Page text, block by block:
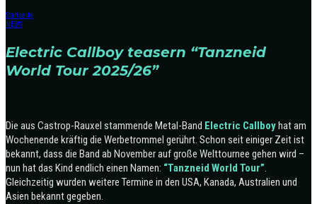
Startseite
NEWS
Electric Callboy teasern “Tanzneid
World Tour 2025/26”
Die aus Castrop-Rauxel stammende Metal-Band Electric Callboy hat am
Wochenende kräftig die Werbetrommel gerührt. Schon seit einiger Zeit ist
bekannt, dass die Band ab November auf große Welttournee gehen wird –
nun hat das Kind endlich einen Namen: “Tanzneid World Tour”.
Gleichzeitig wurden weitere Termine in den USA, Kanada, Australien und
Asien bekannt gegeben.